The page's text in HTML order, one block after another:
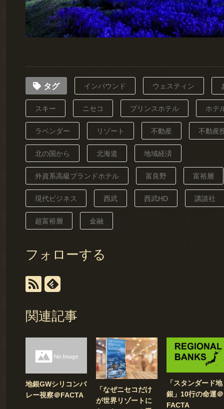
タグ インバウンド ウェスティン
スキー ニセコ プリンスホテル ホテ
ラベンダー リゾート 不動産 不動産
北の国から 北海道 地域経済
外資系高級ブランドホテル 富良野 富裕層
現代ビジネス 西武 西武HD 講談社
超富裕層 金融
フォローする
関連記事
地銀GWシリコンバ
レー視察＠FACTA
「なぜニセコだけ
が世界リゾートに
「スタンダード地
銀」10行の命運＠
FACTA